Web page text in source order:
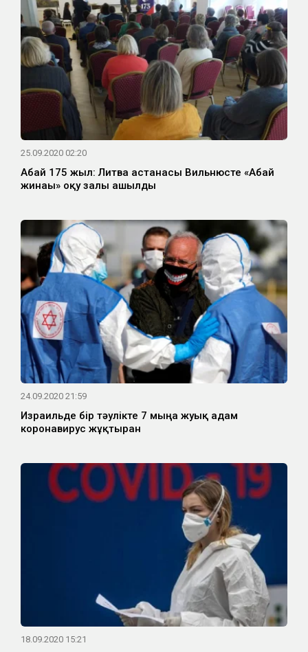
25.09.2020 02:20
Абай 175 жыл: Литва астанасы Вильнюсте «Абай
жинағы» оқу залы ашылды
24.09.2020 21:59
Израильде бір тәулікте 7 мыңға жуық адам
коронавирус жұқтырған
18.09.2020 15:21